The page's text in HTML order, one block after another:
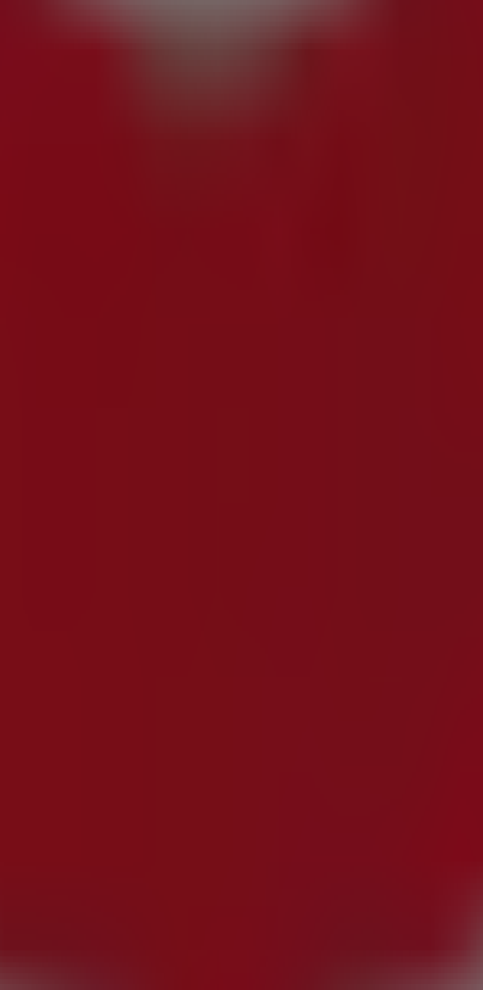
en Getxo
, y en ella encontrarás una amplia gama
, como los horarios de apertura, las
, donde podrás descubrir las promociones
para disfrutar de una experiencia de
ofertas de
. ¡Visítanos